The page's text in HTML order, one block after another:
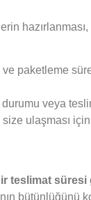
ve paketleme
veya
ulaşması
teslimat süresi
bütünlüğünü